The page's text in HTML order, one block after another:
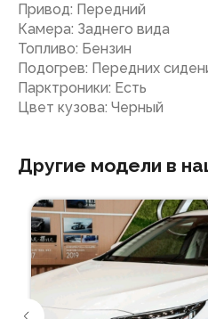
Привод: Передний
Камера: Заднего вида
Топливо: Бензин
Подогрев: Передних
Парктроники: Есть
Цвет кузова: Черный
Другие модели в